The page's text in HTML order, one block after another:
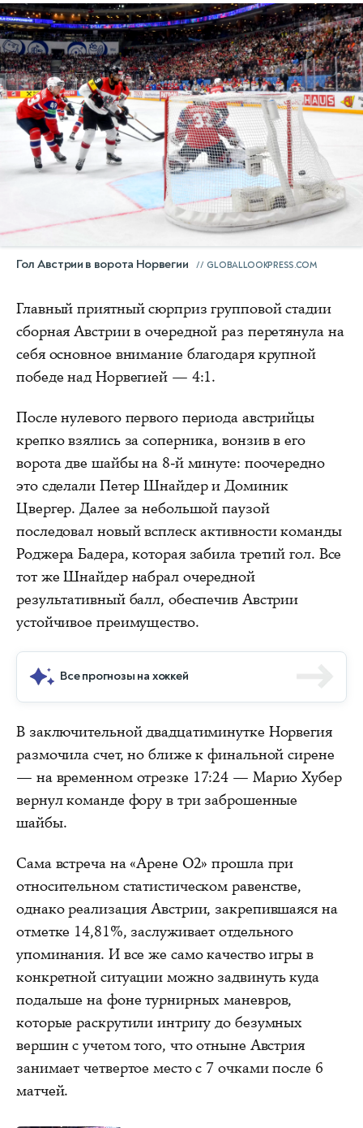
Гол Австрии в ворота Норвегии GLOBALLOOKPRESS.COM
Главный приятный сюрприз групповой стадии
сборная Австрии в очередной раз перетянула на
себя основное внимание благодаря крупной
победе над Норвегией — 4:1.
После нулевого первого периода австрийцы
крепко взялись за соперника, вонзив в его
ворота две шайбы на 8-й минуте: поочередно
это сделали Петер Шнайдер и Доминик
Цвергер. Далее за небольшой паузой
последовал новый всплеск активности команды
Роджера Бадера, которая забила третий гол. Все
тот же Шнайдер набрал очередной
результативный балл, обеспечив Австрии
устойчивое преимущество.
Все прогнозы на хоккей
В заключительной двадцатиминутке Норвегия
размочила счет, но ближе к финальной сирене
— на временном отрезке 17:24 — Марио Хубер
вернул команде фору в три заброшенные
шайбы.
Сама встреча на «Арене О2» прошла при
относительном статистическом равенстве,
однако реализация Австрии, закрепившаяся на
отметке 14,81%, заслуживает отдельного
упоминания. И все же само качество игры в
конкретной ситуации можно задвинуть куда
подальше на фоне турнирных маневров,
которые раскрутили интригу до безумных
вершин с учетом того, что отныне Австрия
занимает четвертое место с 7 очками после 6
матчей.